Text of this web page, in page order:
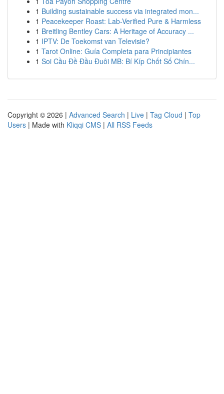
1 Building sustainable success via integrated mon...
1 Peacekeeper Roast: Lab-Verified Pure & Harmless
1 Breitling Bentley Cars: A Heritage of Accuracy ...
1 IPTV: De Toekomst van Televisie?
1 Tarot Online: Guía Completa para Principiantes
1 Soi Cầu Đề Đầu Đuôi MB: Bí Kíp Chốt Số Chín...
Copyright © 2026 | Advanced Search | Live | Tag Cloud | Top
Users | Made with Kliqqi CMS | All RSS Feeds